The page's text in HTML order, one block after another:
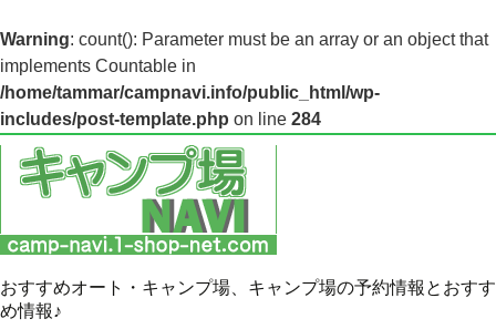
Warning: count(): Parameter must be an array or an object that
implements Countable in
/home/tammar/campnavi.info/public_html/wp-
includes/post-template.php on line 284
おすすめオート・キャンプ場、キャンプ場の予約情報とおすす
め情報♪